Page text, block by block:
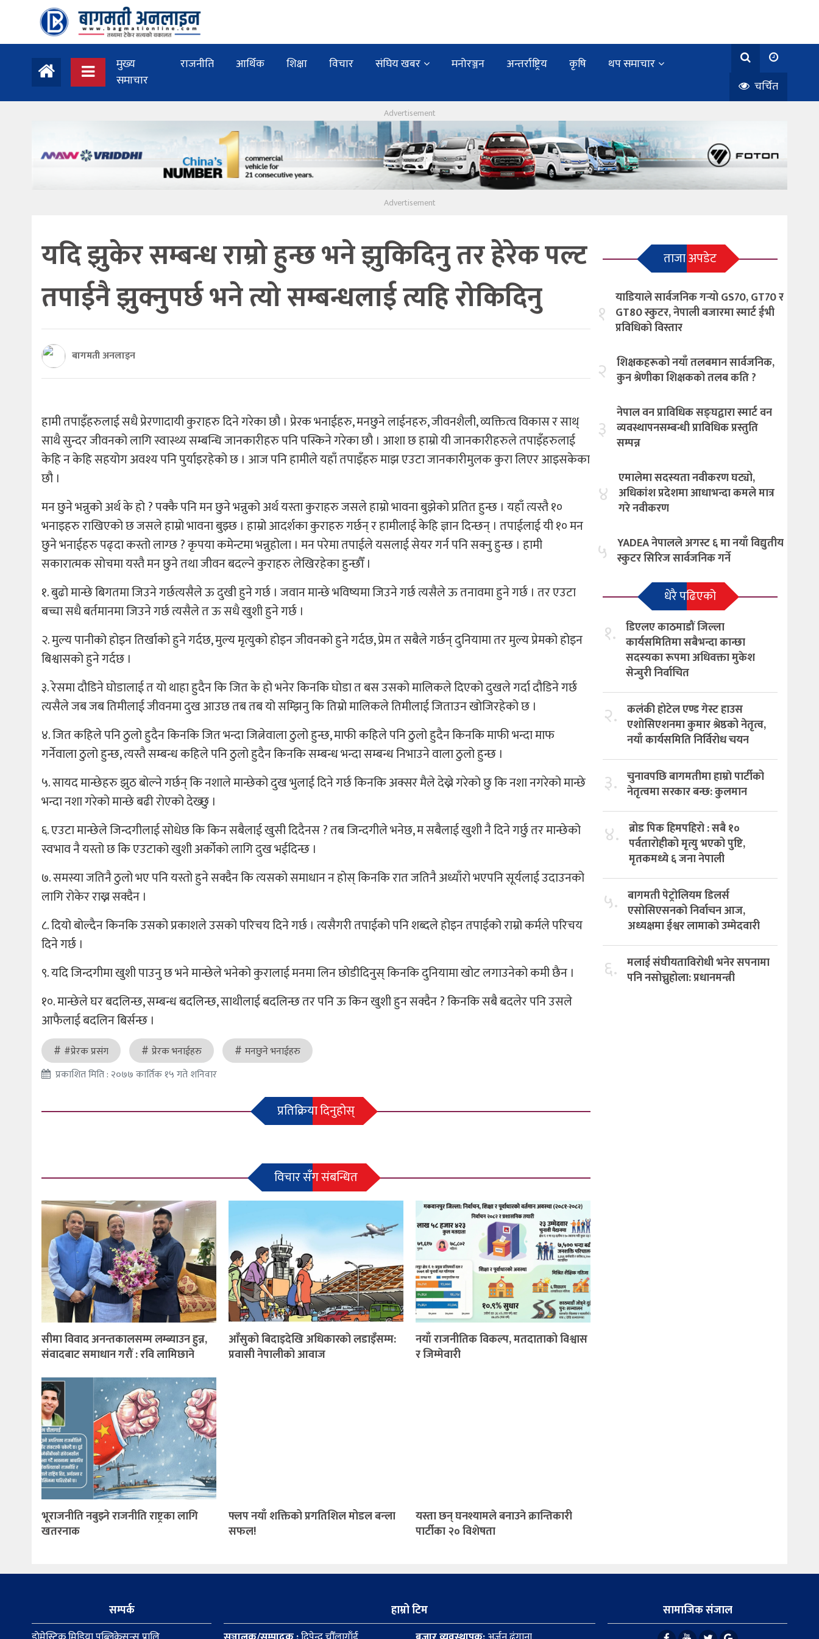
मुख्य
समाचार
राजनीति आर्थिक शिक्षा विचार संघिय खबर मनोरञ्जन अन्तर्राष्ट्रिय कृषि
थप समाचार
चर्चित
यदि झुकेर सम्बन्ध राम्रो हुन्छ भने झुकिदिनु तर हेरेक पल्ट
तपाईनै झुक्नुपर्छ भने त्यो सम्बन्धलाई त्यहि रोकिदिनु
बागमती अनलाइन
हामी तपाइँहरुलाई सधै प्रेरणादायी कुराहरु दिने गरेका छौ । प्रेरक भनाईहरु, मनछुने लाईनहरु, जीवनशैली, व्यक्तित्व विकास र साथ्
साथै सुन्दर जीवनको लागि स्वास्थ्य सम्बन्धि जानकारीहरु पनि पस्किने गरेका छौ । आशा छ हाम्रो यी जानकारीहरुले तपाइँहरुलाई
केहि न केहि सहयोग अवश्य पनि पुर्याइरहेको छ । आज पनि हामीले यहाँ तपाइँहरु माझ एउटा जानकारीमुलक कुरा लिएर आइसकेका
छौ ।
मन छुने भन्नुको अर्थ के हो ? पक्कै पनि मन छुने भन्नुको अर्थ यस्ता कुराहरु जसले हाम्रो भावना बुझेको प्रतित हुन्छ । यहाँ त्यस्तै १०
भनाइहरु राखिएको छ जसले हाम्रो भावना बुझ्छ । हाम्रो आदर्शका कुराहरु गर्छन् र हामीलाई केहि ज्ञान दिन्छन् । तपाईलाई यी १० मन
छुने भनाईहरु पढ्दा कस्तो लाग्छ ? कृपया कमेन्टमा भन्नुहोला । मन परेमा तपाईले यसलाई सेयर गर्न पनि सक्नु हुन्छ । हामी
सकारात्मक सोचमा यस्तै मन छुने तथा जीवन बदल्ने कुराहरु लेखिरहेका हुन्छौँ ।
१. बुढो मान्छे बिगतमा जिउने गर्छत्यसैले ऊ दुखी हुने गर्छ । जवान मान्छे भविष्यमा जिउने गर्छ त्यसैले ऊ तनावमा हुने गर्छ । तर एउटा
बच्चा सधै बर्तमानमा जिउने गर्छ त्यसैले त ऊ सधै खुशी हुने गर्छ ।
२. मुल्य पानीको होइन तिर्खाको हुने गर्दछ, मुल्य मृत्युको होइन जीवनको हुने गर्दछ, प्रेम त सबैले गर्छन् दुनियामा तर मुल्य प्रेमको होइन
बिश्वासको हुने गर्दछ ।
३. रेसमा दौडिने घोडालाई त यो थाहा हुदैन कि जित के हो भनेर किनकि घोडा त बस उसको मालिकले दिएको दुखले गर्दा दौडिने गर्छ
त्यसैले जब जब तिमीलाई जीवनमा दुख आउछ तब तब यो सम्झिनु कि तिम्रो मालिकले तिमीलाई जिताउन खोजिरहेको छ ।
४. जित कहिले पनि ठुलो हुदैन किनकि जित भन्दा जित्नेवाला ठुलो हुन्छ, माफी कहिले पनि ठुलो हुदैन किनकि माफी भन्दा माफ
गर्नेवाला ठुलो हुन्छ, त्यस्तै सम्बन्ध कहिले पनि ठुलो हुदैन किनकि सम्बन्ध भन्दा सम्बन्ध निभाउने वाला ठुलो हुन्छ ।
५. सायद मान्छेहरु झुठ बोल्ने गर्छन् कि नशाले मान्छेको दुख भुलाई दिने गर्छ किनकि अक्सर मैले देख्ने गरेको छु कि नशा नगरेको मान्छे
भन्दा नशा गरेको मान्छे बढी रोएको देख्छु ।
६. एउटा मान्छेले जिन्दगीलाई सोधेछ कि किन सबैलाई खुसी दिदैनस ? तब जिन्दगीले भनेछ, म सबैलाई खुशी नै दिने गर्छु तर मान्छेको
स्वभाव नै यस्तो छ कि एउटाको खुशी अर्कोको लागि दुख भईदिन्छ ।
७. समस्या जतिनै ठुलो भए पनि यस्तो हुने सक्दैन कि त्यसको समाधान न होस् किनकि रात जतिनै अध्याँरो भएपनि सूर्यलाई उदाउनको
लागि रोकेर राख्न सक्दैन ।
८. दियो बोल्दैन किनकि उसको प्रकाशले उसको परिचय दिने गर्छ । त्यसैगरी तपाईको पनि शब्दले होइन तपाईको राम्रो कर्मले परिचय
दिने गर्छ ।
९. यदि जिन्दगीमा खुशी पाउनु छ भने मान्छेले भनेको कुरालाई मनमा लिन छोडीदिनुस् किनकि दुनियामा खोट लगाउनेको कमी छैन ।
१०. मान्छेले घर बदलिन्छ, सम्बन्ध बदलिन्छ, साथीलाई बदलिन्छ तर पनि ऊ किन खुशी हुन सक्दैन ? किनकि सबै बदलेर पनि उसले
आफैलाई बदलिन बिर्सन्छ ।
#प्रेरक प्रसंग प्रेरक भनाईहरु
मनछुने भनाईहरु
प्रकाशित मिति : २०७७ कार्तिक १५ गते शनिवार
प्रतिक्रिया दिनुहोस्
विचार सँग संबन्धित
सीमा विवाद अनन्तकालसम्म लम्ब्याउन हुन्न,
संवादबाट समाधान गरौं : रवि लामिछाने
आँसुको बिदाइदेखि अधिकारको लडाइँसम्म:
प्रवासी नेपालीको आवाज
नयाँ राजनीतिक विकल्प, मतदाताको विश्वास
र जिम्मेवारी
भूराजनीति नबुझ्ने राजनीति राष्ट्रका लागि
खतरनाक
फ्लप नयाँ शक्तिको प्रगतिशिल मोडल बन्ला
सफल!
यस्ता छन् घनश्यामले बनाउने क्रान्तिकारी
पार्टीका २० विशेषता
ताजा अपडेट
१
याडियाले सार्वजनिक गर्‍यो GS70, GT70 र
GT80 स्कुटर, नेपाली बजारमा स्मार्ट ईभी
प्रविधिको विस्तार
२ शिक्षकहरूको नयाँ तलबमान सार्वजनिक,
कुन श्रेणीका शिक्षकको तलब कति ?
३
नेपाल वन प्राविधिक सङ्घद्वारा स्मार्ट वन
व्यवस्थापनसम्बन्धी प्राविधिक प्रस्तुति
सम्पन्न
४
एमालेमा सदस्यता नवीकरण घट्यो,
अधिकांश प्रदेशमा आधाभन्दा कमले मात्र
गरे नवीकरण
५ YADEA नेपालले अगस्ट ६ मा नयाँ विद्युतीय
स्कुटर सिरिज सार्वजनिक गर्ने
धेरै पढिएको
१. डिएलए काठमाडौं जिल्ला
कार्यसमितिमा सबैभन्दा कान्छा
सदस्यका रूपमा अधिवक्ता मुकेश
सेन्चुरी निर्वाचित
२. कलंकी होटेल एण्ड गेस्ट हाउस
एशोसिएशनमा कुमार श्रेष्ठको नेतृत्व,
नयाँ कार्यसमिति निर्विरोध चयन
३. चुनावपछि बागमतीमा हाम्राे पार्टीको
नेतृत्वमा सरकार बन्छ: कुलमान
४. ब्रोड पिक हिमपहिरो : सबै १०
पर्वतारोहीको मृत्यु भएको पुष्टि,
मृतकमध्ये ६ जना नेपाली
५. बागमती पेट्रोलियम डिलर्स
एसोसिएसनको निर्वाचन आज,
अध्यक्षमा ईश्वर लामाको उम्मेदवारी
६. मलाई संघीयताविरोधी भनेर सपनामा
पनि नसोच्नुहोला: प्रधानमन्त्री
सम्पर्क हाम्रो टिम सामाजिक संजाल